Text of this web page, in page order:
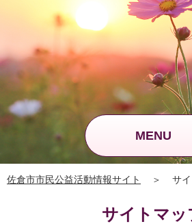
MENU
佐倉市市民公益活動情報サイト ＞ サ
サイトマッ